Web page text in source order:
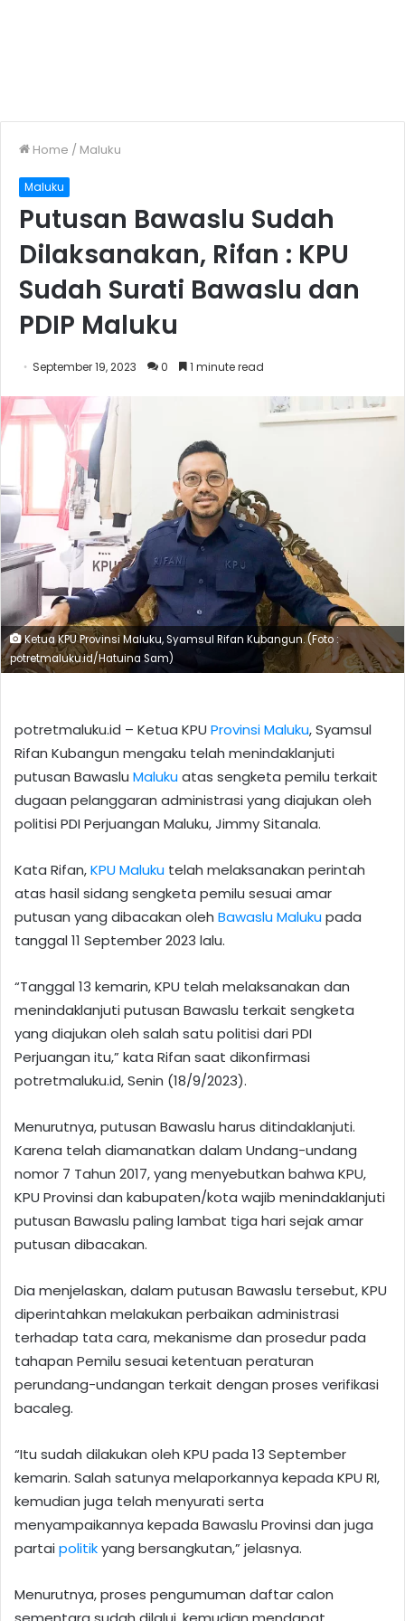
Home / Maluku
Maluku
Putusan Bawaslu Sudah
Dilaksanakan, Rifan : KPU
Sudah Surati Bawaslu dan
PDIP Maluku
September 19, 2023 0 1 minute read
Ketua KPU Provinsi Maluku, Syamsul Rifan Kubangun. (Foto :
potretmaluku.id/Hatuina Sam)
potretmaluku.id – Ketua KPU Provinsi Maluku, Syamsul
Rifan Kubangun mengaku telah menindaklanjuti
putusan Bawaslu Malukuatas sengketa pemilu terkait
dugaan pelanggaran administrasi yang diajukan oleh
politisi PDI Perjuangan Maluku, Jimmy Sitanala.
Kata Rifan,KPU Maluku telah melaksanakan perintah
atas hasil sidang sengketa pemilu sesuai amar
putusan yang dibacakan oleh Bawaslu Malukupada
tanggal 11 September 2023 lalu.
“Tanggal 13 kemarin, KPU telah melaksanakan dan
menindaklanjuti putusan Bawaslu terkait sengketa
yang diajukan oleh salah satu politisi dari PDI
Perjuangan itu,” kata Rifan saat dikonfirmasi
potretmaluku.id, Senin (18/9/2023).
Menurutnya, putusan Bawaslu harus ditindaklanjuti.
Karena telah diamanatkan dalam Undang-undang
nomor 7 Tahun 2017, yang menyebutkan bahwa KPU,
KPU Provinsi dan kabupaten/kota wajib menindaklanjuti
putusan Bawaslu paling lambat tiga hari sejak amar
putusan dibacakan.
Dia menjelaskan, dalam putusan Bawaslu tersebut, KPU
diperintahkan melakukan perbaikan administrasi
terhadap tata cara, mekanisme dan prosedur pada
tahapan Pemilu sesuai ketentuan peraturan
perundang-undangan terkait dengan proses verifikasi
bacaleg.
“Itu sudah dilakukan oleh KPU pada 13 September
kemarin. Salah satunya melaporkannya kepada KPU RI,
kemudian juga telah menyurati serta
menyampaikannya kepada Bawaslu Provinsi dan juga
partaipolitikyang bersangkutan,” jelasnya.
Menurutnya, proses pengumuman daftar calon